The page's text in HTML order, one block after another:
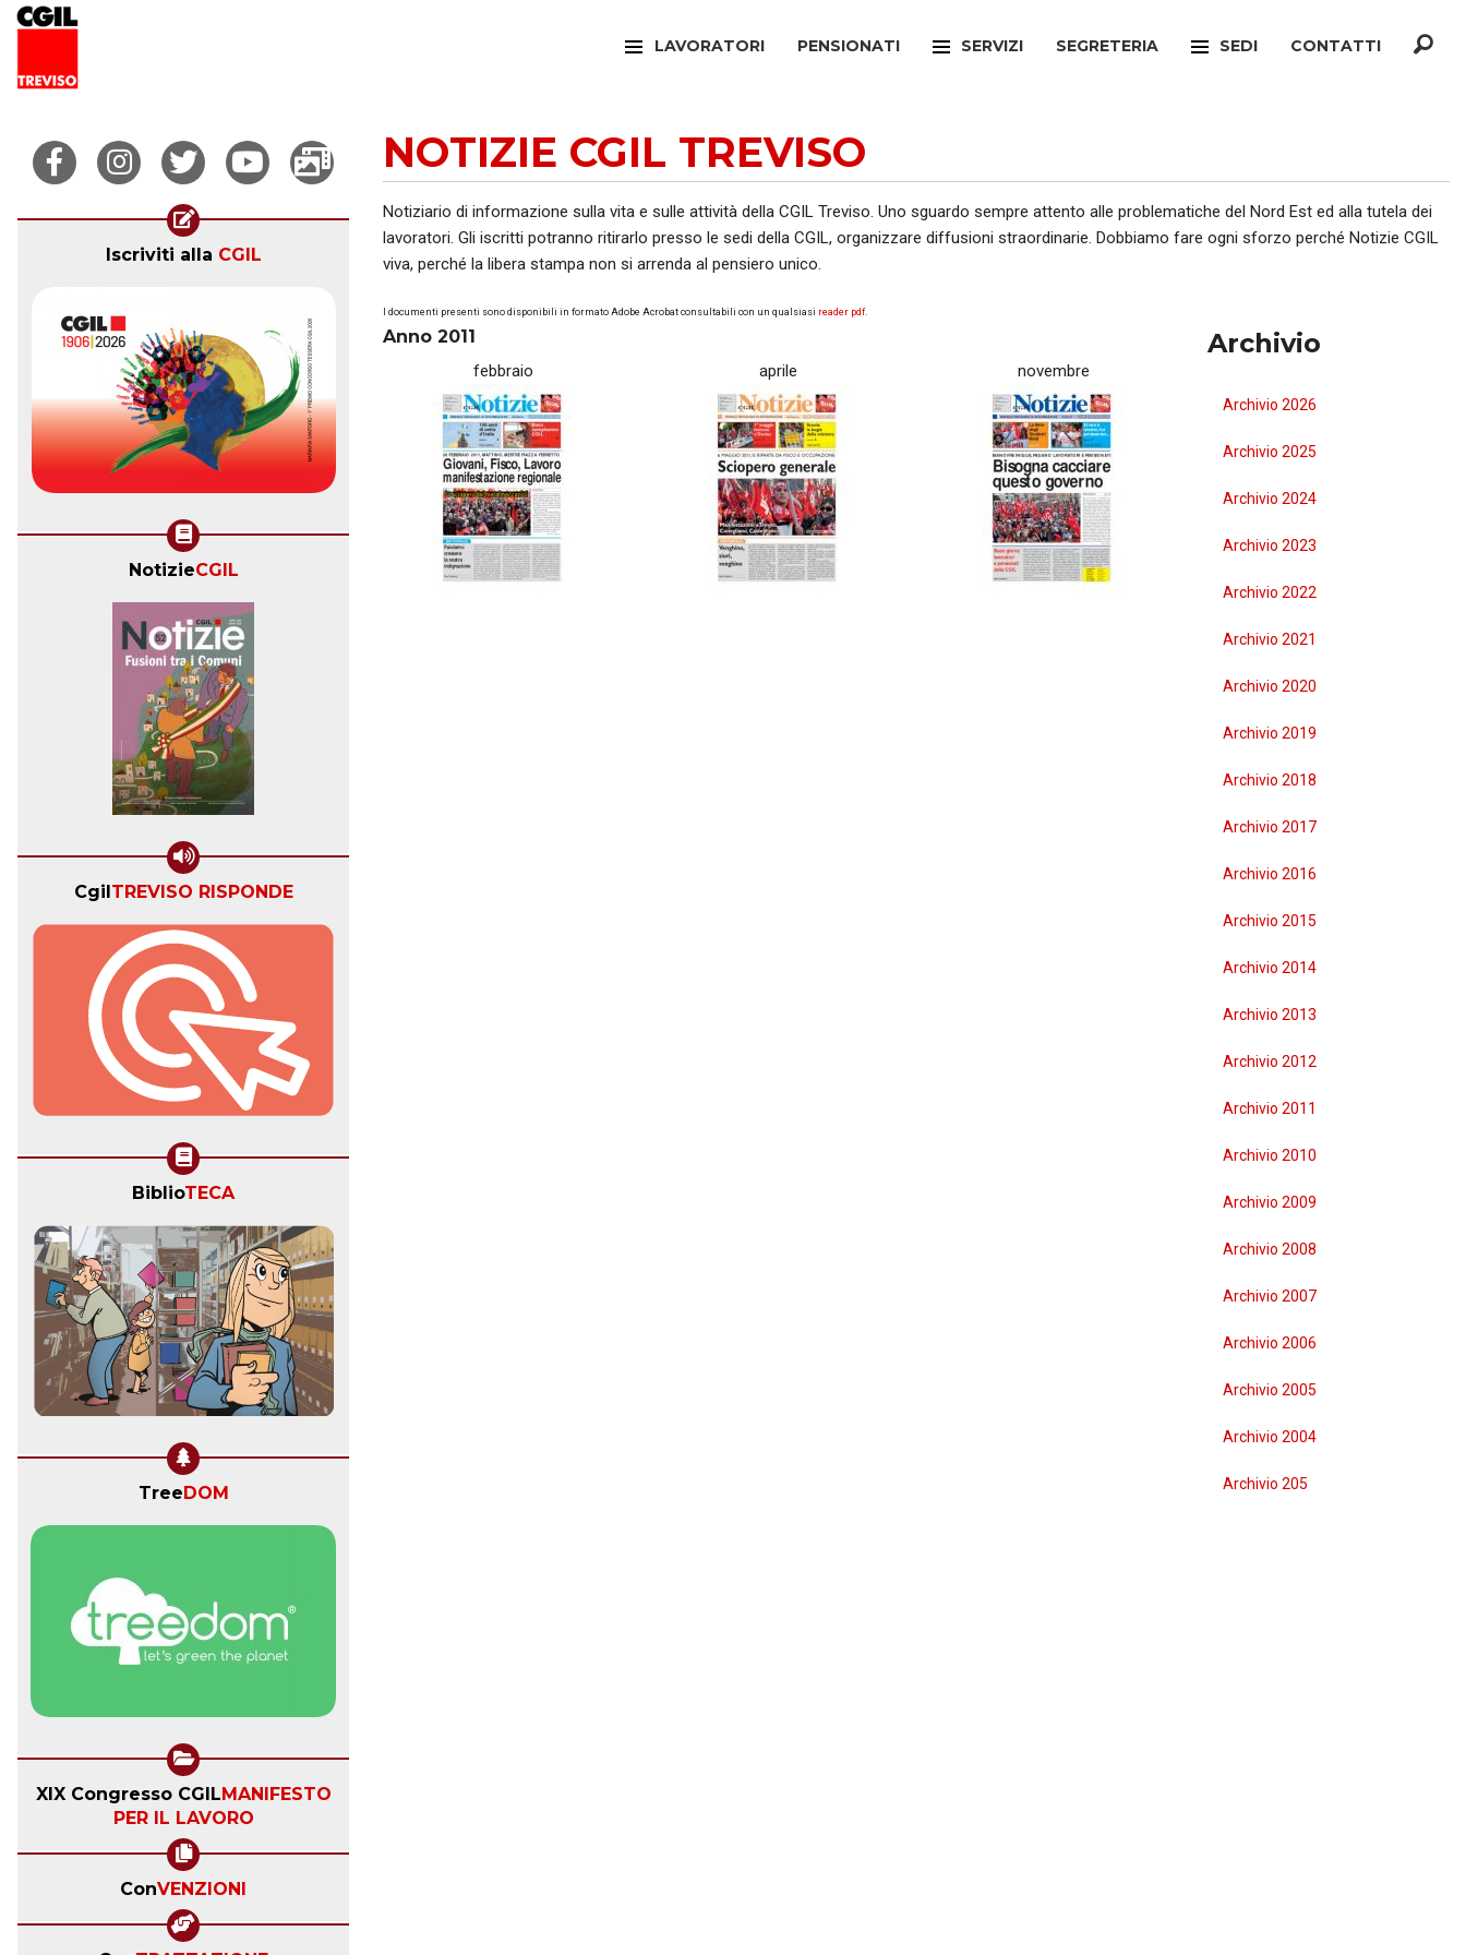
LAVORATORI
FILCTEM
FILT
PENSIONATI SERVIZI
UFFICIO VERTENZE
SPORTELLO SOCIALE
FEDERCONSUMATORI
SEGRETERIA SEDI
RONCADE
CASTELFRANCO VENETO
PIEVE DI SOLIGO
BREDA DI PIAVE
MONTEBELLUNA
CROCETTA DEL MONTELLO
VALDOBBIADENE
ODERZO
MOTTA DI LIVENZA
PONTE DI PIAVE
VITTORIO VENETO
GODEGA DI SANT'URBANO
CONTATTI
Iscriviti alla CGIL
NotizieCGIL
Cgil TREVISO RISPONDE
BiblioTECA
Tree DOM
XIX Congresso CGIL MANIFESTO
PER IL LAVORO
ConVENZIONI
NOTIZIE CGIL TREVISO
Notiziario di informazione sulla vita e sulle attività della CGIL Treviso. Uno sguardo sempre attento alle problematiche del Nord Est ed alla tutela dei
lavoratori. Gli iscritti potranno ritirarlo presso le sedi della CGIL, organizzare diffusioni straordinarie. Dobbiamo fare ogni sforzo perché Notizie CGIL
viva, perché la libera stampa non si arrenda al pensiero unico.
I documenti presenti sono disponibili in formato Adobe Acrobat consultabili con un qualsiasi reader pdf.
Anno 2011
febbraio aprile novembre
Archivio
Archivio 2026
Archivio 2025
Archivio 2024
Archivio 2023
Archivio 2022
Archivio 2021
Archivio 2020
Archivio 2019
Archivio 2018
Archivio 2017
Archivio 2016
Archivio 2015
Archivio 2014
Archivio 2013
Archivio 2012
Archivio 2011
Archivio 2010
Archivio 2009
Archivio 2008
Archivio 2007
Archivio 2006
Archivio 2005
Archivio 2004
Archivio 205